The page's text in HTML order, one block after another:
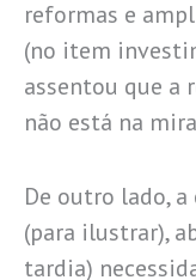
reformas e
(no item
assentou que a
não está na
De outro lado, a
(para ilustrar),
tardia)